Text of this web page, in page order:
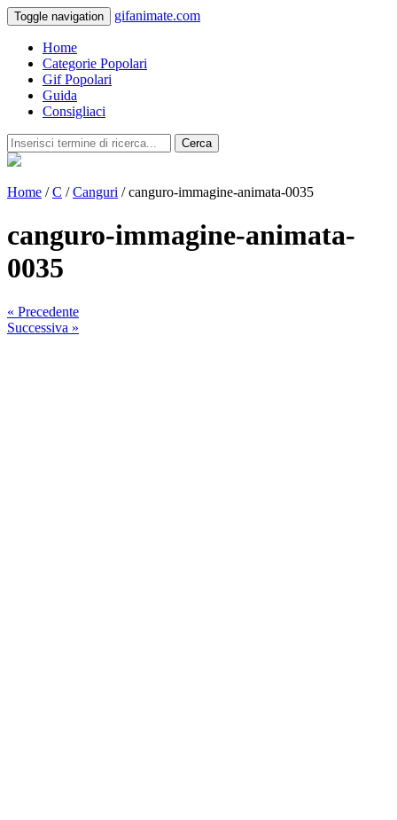
Toggle navigation gifanimate.com
Home
Categorie Popolari
Gif Popolari
Guida
Consigliaci
Cerca
Home /C /Canguri / canguro-immagine-animata-0035
canguro-immagine-animata-
0035
« Precedente
Successiva »